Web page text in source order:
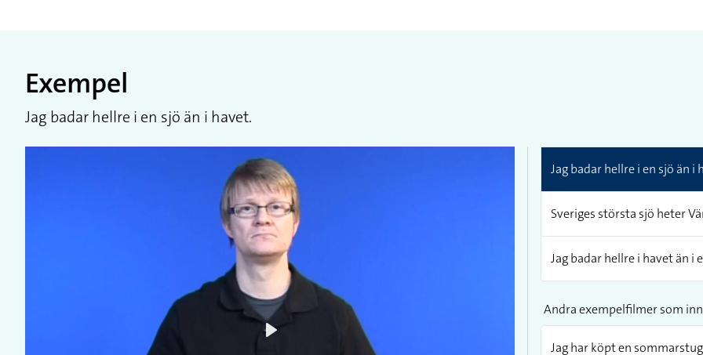
Exempel
Jag badar hellre i en sjö än i havet.
Jag badar hellre i en sjö än i
Sveriges största sjö heter
Jag badar hellre i havet än i
Andra exempelfilmer som
Jag har köpt en